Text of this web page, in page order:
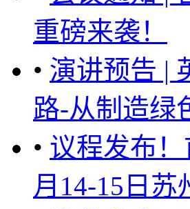
重磅来袭！
• 演讲预告 |
路-从制造绿
• 议程发布
月14-15日苏